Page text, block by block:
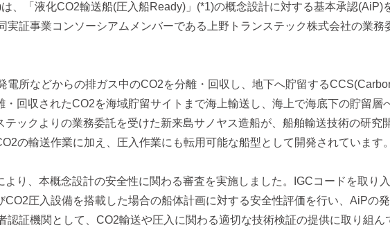
、「液化CO2輸送船(圧入船Ready)」(*1)の概念設計に対する基本承認
実証事業コンソーシアムメンバーである上野トランステック株式会社の業
電所などからの排ガス中のCO2を分離・回収し、地下へ貯留する
回収されたCO2を海域貯留サイトまで海上輸送し、海上で海底下の貯留
ックよりの業務委託を受けた新来島サノヤス造船が、船舶輸送技術の研
の輸送作業に加え、圧入作業にも転用可能な船型として開発されています。
り、本概念設計の安全性に関わる審査を実施しました。IGCコードを取り
圧入設備を搭載した場合の船体計画に対する安全性評価を行い、AiPの
証機関として、CO2輸送や圧入に関わる適切な技術検証の提供に取り組ん